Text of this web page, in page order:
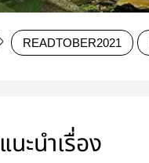
READTOBER2021
แนะนำเรื่อง